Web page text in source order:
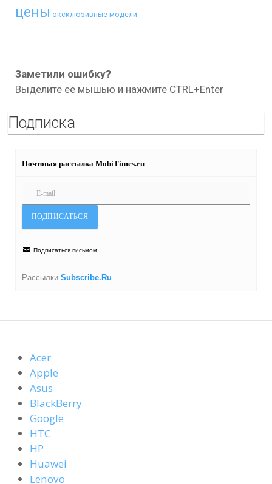
цены эксклюзивные модели
Заметили ошибку?
Выделите ее мышью и нажмите CTRL+Enter
Подписка
Почтовая рассылка MobiTimes.ru
Подписаться письмом
Рассылки Subscribe.Ru
Acer
Apple
Asus
BlackBerry
Google
HTC
HP
Huawei
Lenovo